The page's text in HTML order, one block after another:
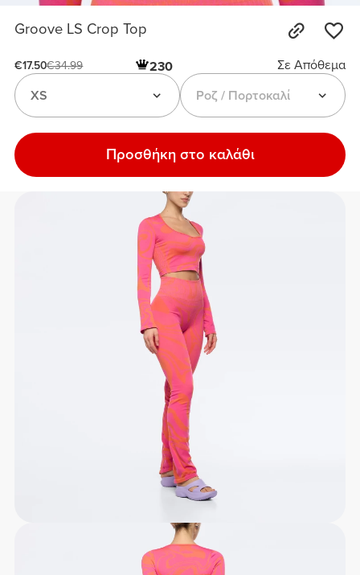
Groove LS Crop Top
€17.50€34.99 230
Σε Απόθεμα
Ροζ / Πορτοκαλί
XS
Προσθήκη στο καλάθι